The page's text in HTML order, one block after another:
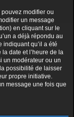
modifier ou
un message
en cliquant sur le
a déjà répondu au
indiquant qu’il a été
date et l’heure de la
un modérateur ou un
possibilité de laisser
propre initiative.
message une fois que